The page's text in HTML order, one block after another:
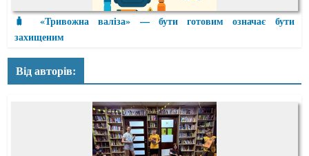
🧳 «Тривожна валіза» — бути готовим означає бути
захищеним
Від авторів: